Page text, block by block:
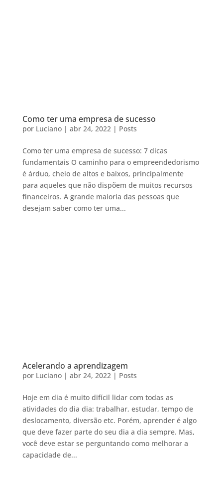
Como ter uma empresa de sucesso
por Luciano| abr 24, 2022| Posts
Como ter uma empresa de sucesso: 7 dicas
fundamentais O caminho para o empreendedorismo
é árduo, cheio de altos e baixos, principalmente
para aqueles que não dispõem de muitos recursos
financeiros. A grande maioria das pessoas que
desejam saber como ter uma...
Acelerando a aprendizagem
por Luciano| abr 24, 2022| Posts
Hoje em dia é muito difícil lidar com todas as
atividades do dia dia: trabalhar, estudar, tempo de
deslocamento, diversão etc. Porém, aprender é algo
que deve fazer parte do seu dia a dia sempre. Mas,
você deve estar se perguntando como melhorar a
capacidade de...